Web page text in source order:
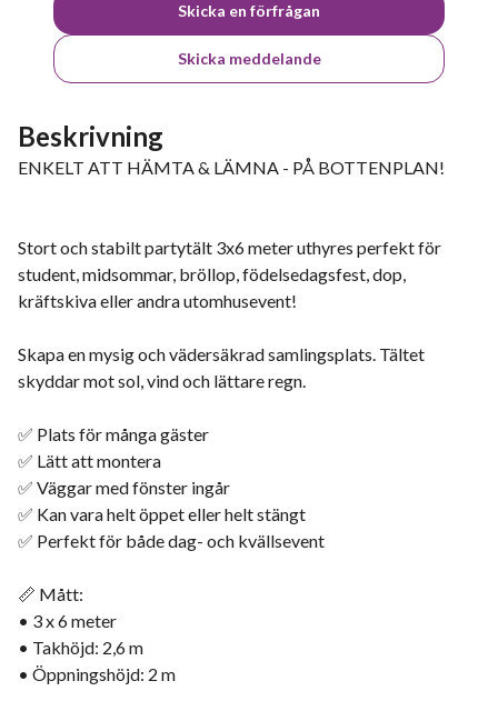
Skicka en förfrågan
Skicka meddelande
Beskrivning
ENKELT ATT HÄMTA & LÄMNA - PÅ BOTTENPLAN!
Stort och stabilt partytält 3x6 meter uthyres perfekt för
student, midsommar, bröllop, födelsedagsfest, dop,
kräftskiva eller andra utomhusevent!
Skapa en mysig och vädersäkrad samlingsplats. Tältet
skyddar mot sol, vind och lättare regn.
✅ Plats för många gäster
✅ Lätt att montera
✅ Väggar med fönster ingår
✅ Kan vara helt öppet eller helt stängt
✅ Perfekt för både dag- och kvällsevent
📏 Mått:
• 3 x 6 meter
• Takhöjd: 2,6 m
• Öppningshöjd: 2 m